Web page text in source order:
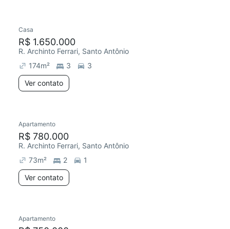
Casa
R$ 1.650.000
R. Archinto Ferrari, Santo Antônio
174m² 3
3
Ver contato
Apartamento
R$ 780.000
R. Archinto Ferrari, Santo Antônio
73m² 2
1
Ver contato
Apartamento